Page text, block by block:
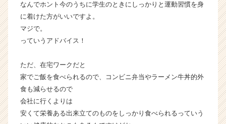
なんでホント今のうちに学生のときにしっかりと運動習慣を身
に着けた方がいいですよ。
マジで。
っていうアドバイス！
ただ、在宅ワークだと
家でご飯を食べられるので、コンビニ弁当やラーメン牛丼的外
食も減らせるので
会社に行くよりは
安くて栄養ある出来立てのものをしっかり食べられるっていう